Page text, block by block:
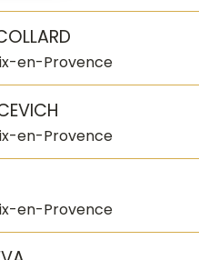
en-Provence
en-Provence
en-Provence